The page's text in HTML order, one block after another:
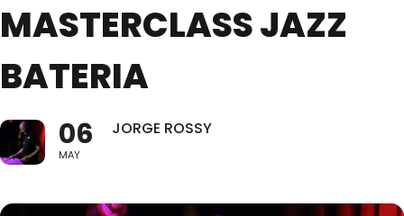
MASTERCLASS JAZZ
BATERIA
06
MAY
JORGE ROSSY